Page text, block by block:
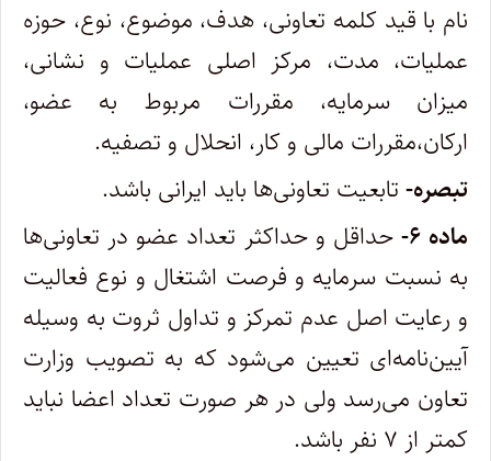
‌نام با قید کلمه تعاونی، هدف، موضوع، نوع، حوزه
عملیات، مدت، مرکز اصلی عملیات و نشانی،
میزان سرمایه، مقررات مربوط به عضو،
ارکان،‌مقررات مالی و کار، انحلال و تصفیه.
تبصره- تابعیت تعاونی‌ها باید ایرانی باشد.
ماده ۶-
حداقل و حداکثر تعداد عضو در تعاونی‌ها
به نسبت سرمایه و فرصت اشتغال و نوع فعالیت
و رعایت اصل عدم تمرکز و تداول ثروت به وسیله
آیین‌نامه‌ای تعیین می‌شود که به تصویب وزارت
تعاون می‌رسد ولی در هر صورت تعداد اعضا نباید
کمتر از ۷ نفر باشد.